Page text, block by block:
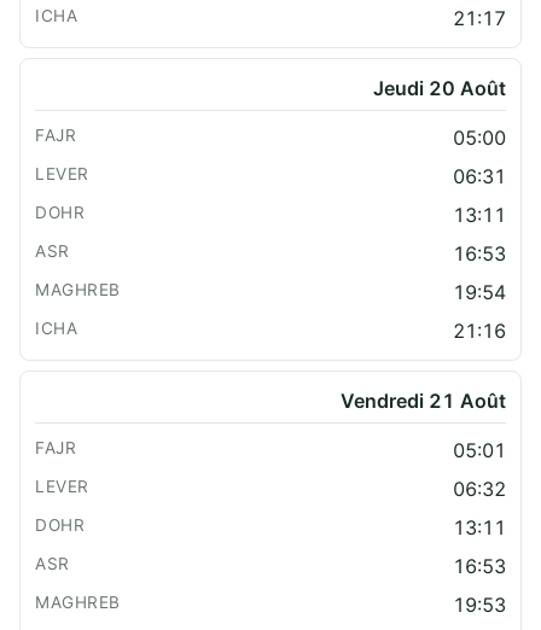
21:17
Jeudi 20 Août
05:00
06:31
13:11
16:53
19:54
21:16
Vendredi 21 Août
05:01
06:32
13:11
16:53
19:53